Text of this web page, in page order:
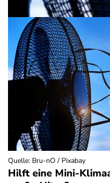
Hilft eine Mini-
Quelle: Bru-nO / Pixabay